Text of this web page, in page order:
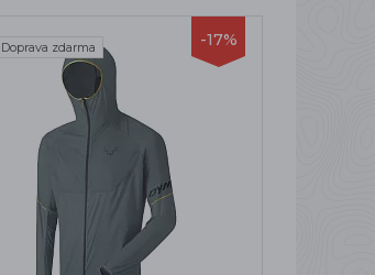
-17%
Doprava zdarma